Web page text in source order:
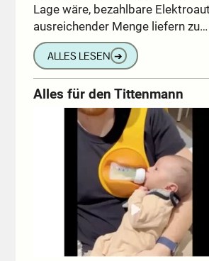
Lage wäre, bezahlbare
ausreichender Menge liefern zu…
ALLES LESEN ➔
Alles für den Tittenmann